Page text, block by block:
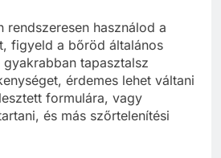
rendszeresen használod a
figyeld a bőröd általános
tapasztalsz
érdemes lehet váltani
formulára, vagy
és más szőrtelenítési